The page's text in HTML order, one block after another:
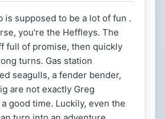
is supposed to be a lot of fun .
you're the Heffleys. The
full of promise, then quickly
turns. Gas station
seagulls, a fender bender,
are not exactly Greg
good time. Luckily, even the